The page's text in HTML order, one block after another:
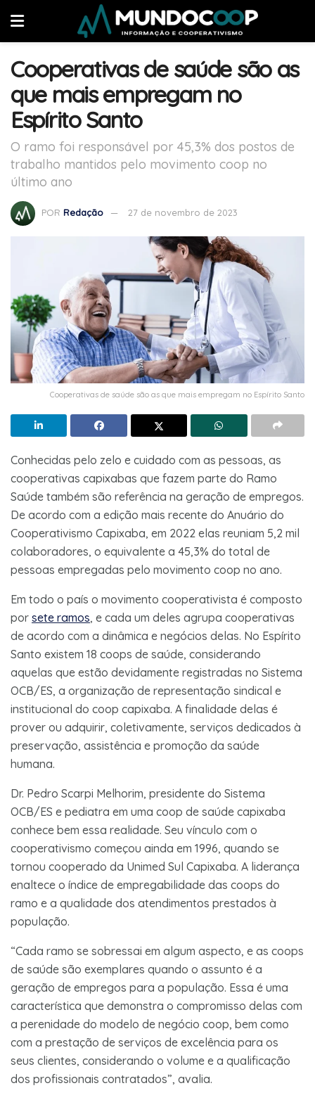
Cooperativas de saúde são as
que mais empregam no
Espírito Santo
O ramo foi responsável por 45,3% dos postos de
trabalho mantidos pelo movimento coop no
último ano
POR Redação 27 de novembro de 2023
Cooperativas de saúde são as que mais empregam no Espírito Santo
Conhecidas pelo zelo e cuidado com as pessoas, as
cooperativas capixabas que fazem parte do Ramo
Saúde também são referência na geração de empregos.
De acordo com a edição mais recente do Anuário do
Cooperativismo Capixaba, em 2022 elas reuniam 5,2 mil
colaboradores, o equivalente a 45,3% do total de
pessoas empregadas pelo movimento coop no ano.
Em todo o país o movimento cooperativista é composto
por sete ramos, e cada um deles agrupa cooperativas
de acordo com a dinâmica e negócios delas. No Espírito
Santo existem 18 coops de saúde, considerando
aquelas que estão devidamente registradas no Sistema
OCB/ES, a organização de representação sindical e
institucional do coop capixaba. A finalidade delas é
prover ou adquirir, coletivamente, serviços dedicados à
preservação, assistência e promoção da saúde
humana.
Dr. Pedro Scarpi Melhorim, presidente do Sistema
OCB/ES e pediatra em uma coop de saúde capixaba
conhece bem essa realidade. Seu vínculo com o
cooperativismo começou ainda em 1996, quando se
tornou cooperado da Unimed Sul Capixaba. A liderança
enaltece o índice de empregabilidade das coops do
ramo e a qualidade dos atendimentos prestados à
população.
“Cada ramo se sobressai em algum aspecto, e as coops
de saúde são exemplares quando o assunto é a
geração de empregos para a população. Essa é uma
característica que demonstra o compromisso delas com
a perenidade do modelo de negócio coop, bem como
com a prestação de serviços de excelência para os
seus clientes, considerando o volume e a qualificação
dos profissionais contratados”, avalia.